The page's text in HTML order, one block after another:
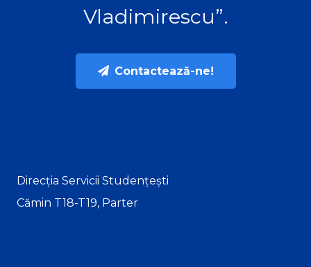
Vladimirescu”.
Contactează-ne!
Direcția Servicii Studențești
Cămin T18-T19, Parter